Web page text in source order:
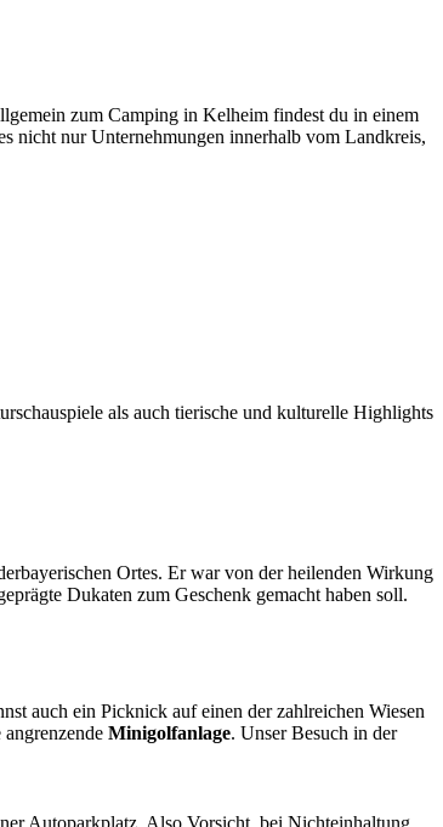
zum Camping in Kelheim findest du in einem
nicht nur Unternehmungen innerhalb vom Landkreis,
als auch tierische und kulturelle Highlights
Ortes. Er war von der heilenden Wirkung
Dukaten zum Geschenk gemacht haben soll.
auch ein Picknick auf einen der zahlreichen Wiesen
Minigolfanlage. Unser Besuch in der
Autoparkplatz. Also Vorsicht, bei Nichteinhaltung